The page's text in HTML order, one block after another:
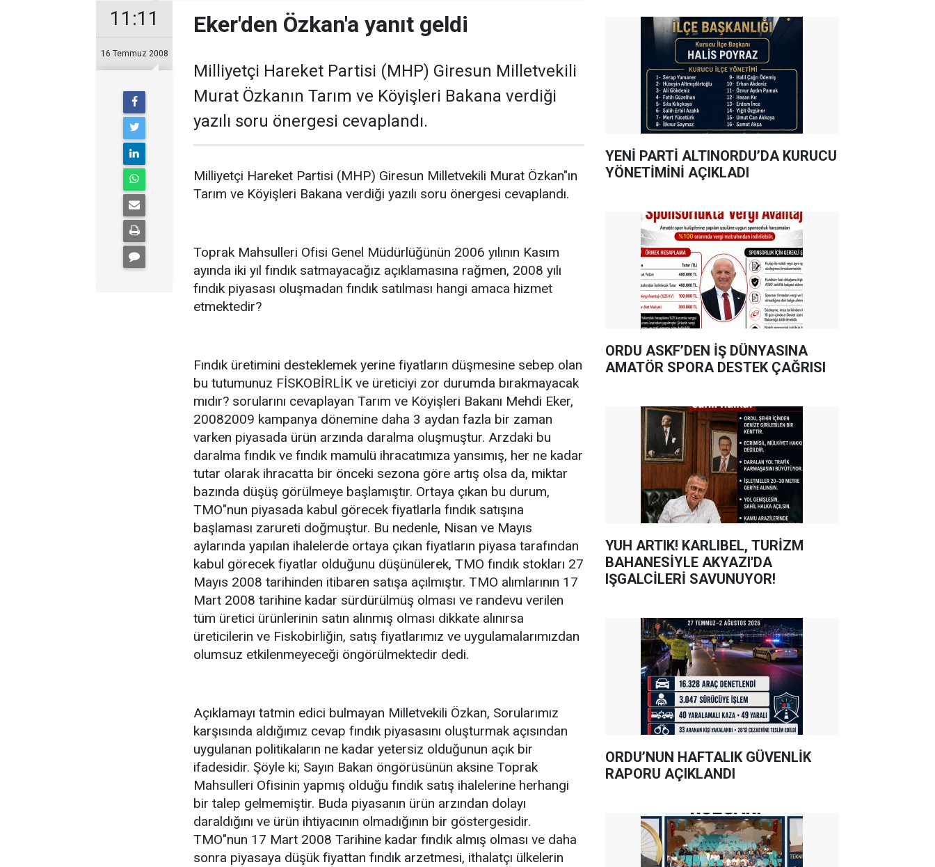
11:11
16 Temmuz 2008
Eker'den Özkan'a yanıt geldi
Milliyetçi Hareket Partisi (MHP) Giresun Milletvekili
Murat Özkanın Tarım ve Köyişleri Bakana verdiği
yazılı soru önergesi cevaplandı.
Milliyetçi Hareket Partisi (MHP) Giresun Milletvekili Murat Özkan"ın
Tarım ve Köyişleri Bakana verdiği yazılı soru önergesi cevaplandı.
Toprak Mahsulleri Ofisi Genel Müdürlüğünün 2006 yılının Kasım
ayında iki yıl fındık satmayacağız açıklamasına rağmen, 2008 yılı
fındık piyasası oluşmadan fındık satılması hangi amaca hizmet
etmektedir?
Fındık üretimini desteklemek yerine fiyatların düşmesine sebep olan
bu tutumunuz FİSKOBİRLİK ve üreticiyi zor durumda bırakmayacak
mıdır? sorularını cevaplayan Tarım ve Köyişleri Bakanı Mehdi Eker,
20082009 kampanya dönemine daha 3 aydan fazla bir zaman
varken piyasada ürün arzında daralma oluşmuştur. Arzdaki bu
daralma fındık ve fındık mamulü ihracatımıza yansımış, her ne kadar
tutar olarak ihracatta bir önceki sezona göre artış olsa da, miktar
bazında düşüş görülmeye başlamıştır. Ortaya çıkan bu durum,
TMO"nun piyasada kabul görecek fiyatlarla fındık satışına
başlaması zarureti doğmuştur. Bu nedenle, Nisan ve Mayıs
aylarında yapılan ihalelerde ortaya çıkan fiyatların piyasa tarafından
kabul görecek fiyatlar olduğunu düşünülerek, TMO fındık stokları 27
Mayıs 2008 tarihinden itibaren satışa açılmıştır. TMO alımlarının 17
Mart 2008 tarihine kadar sürdürülmüş olması ve randevu verilen
tüm üretici ürünlerinin satın alınmış olması dikkate alınırsa
üreticilerin ve Fiskobirliğin, satış fiyatlarımız ve uygulamalarımızdan
olumsuz etkilenmeyeceği öngörülmektedir dedi.
Açıklamayı tatmin edici bulmayan Milletvekili Özkan, Sorularımız
karşısında aldığımız cevap fındık piyasasını oluşturmak açısından
uygulanan politikaların ne kadar yetersiz olduğunun açık bir
ifadesidir. Şöyle ki; Sayın Bakan öngörüsünün aksine Toprak
Mahsulleri Ofisinin yapmış olduğu fındık satış ihalelerine herhangi
bir talep gelmemiştir. Buda piyasanın ürün arzından dolayı
daraldığını ve ürün ihtiyacının olmadığının bir göstergesidir.
TMO"nun 17 Mart 2008 Tarihine kadar fındık almış olması ve daha
sonra piyasaya düşük fiyattan fındık arzetmesi, ithalatçı ülkelerin
YENİ PARTİ ALTINORDU’DA KURUCU
YÖNETİMİNİ AÇIKLADI
ORDU ASKF’DEN İŞ DÜNYASINA
AMATÖR SPORA DESTEK ÇAĞRISI
YUH ARTIK! KARLIBEL, TURİZM
BAHANESİYLE AKYAZI'DA
IŞGALCİLERİ SAVUNUYOR!
ORDU’NUN HAFTALIK GÜVENLİK
RAPORU AÇIKLANDI